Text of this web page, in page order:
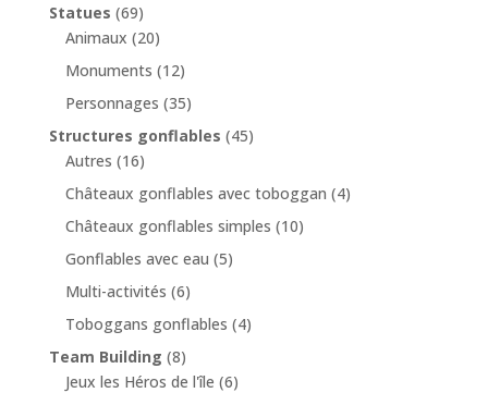
Statues (69)
Animaux (20)
Monuments (12)
Personnages (35)
Structures gonflables (45)
Autres (16)
Châteaux gonflables avec toboggan (4)
Châteaux gonflables simples (10)
Gonflables avec eau (5)
Multi-activités (6)
Toboggans gonflables (4)
Team Building (8)
Jeux les Héros de l'île (6)